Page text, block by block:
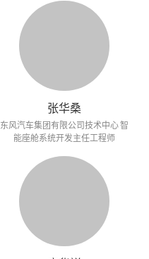
张华桑
东风汽车集团有限公司技术中心 智
能座舱系统开发主任工程师